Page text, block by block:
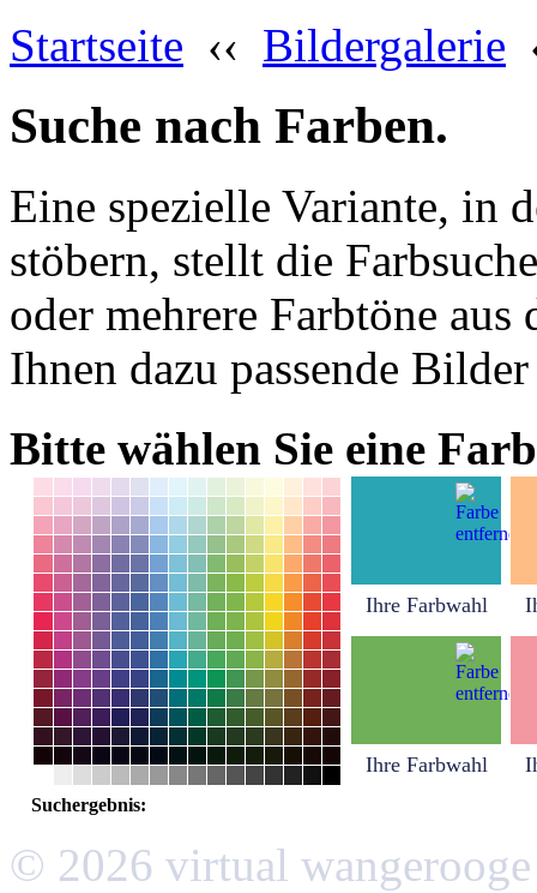
Startseite ‹‹ Bildergalerie
Suche nach Farben.
Eine spezielle Variante, in
stöbern, stellt die
oder mehrere Farbtöne
Ihnen dazu passende
Bitte wählen Sie eine
Ihre Farbwahl
Ihre Farbwahl
Suchergebnis:
© 2026 virtual wangerooge